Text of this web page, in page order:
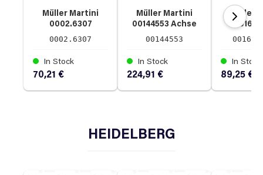
Müller Martini
0002.6307
NADELHÜLSE
0002.6307
In Stock
70,21 €
Müller Martini
00144553 Achse
00144553
In Stock
224,91 €
Müller
In Stock
89,25 €
HEIDELBERG